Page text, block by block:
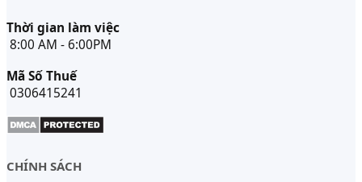
Thời gian làm việc
8:00 AM - 6:00PM
Mã Số Thuế
0306415241
CHÍNH SÁCH